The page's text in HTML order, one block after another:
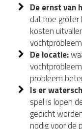
De ernst van
dat hoe
kosten
De locatie:
probleem
Is er
spel is lopen
gedicht
nodig voor de